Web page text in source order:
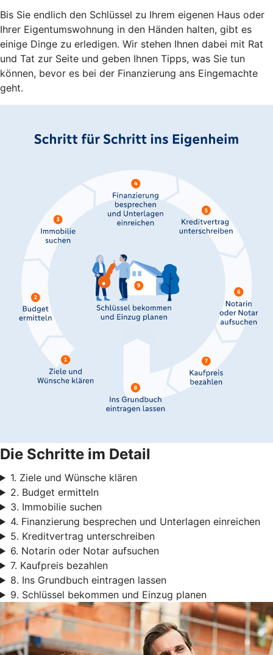
Bis Sie endlich den Schlüssel zu Ihrem eigenen Haus oder
Ihrer Eigentumswohnung in den Händen halten, gibt es
einige Dinge zu erledigen. Wir stehen Ihnen dabei mit Rat
und Tat zur Seite und geben Ihnen Tipps, was Sie tun
können, bevor es bei der Finanzierung ans Eingemachte
geht.
Die Schritte im Detail
1. Ziele und Wünsche klären
2. Budget ermitteln
3. Immobilie suchen
4. Finanzierung besprechen und Unterlagen einreichen
5. Kreditvertrag unterschreiben
6. Notarin oder Notar aufsuchen
7. Kaufpreis bezahlen
8. Ins Grundbuch eintragen lassen
9. Schlüssel bekommen und Einzug planen